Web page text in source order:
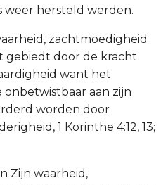
weer hersteld werden.
zachtmoedigheid
gebiedt door de kracht
want het
aan zijn
worden door
1 Korinthe 4:12, 13;
Zijn waarheid,